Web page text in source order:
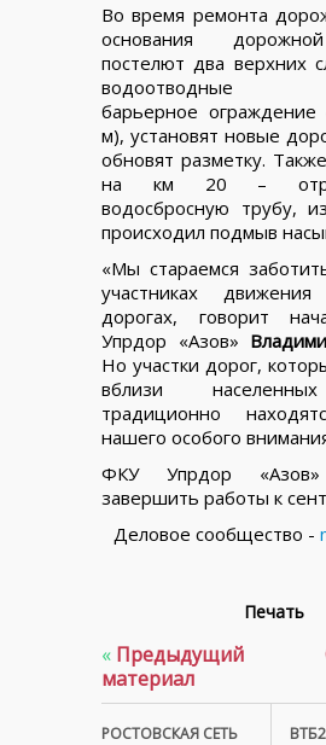
Во время ремонта
основания
постелют два верхних
водоотводные
барьерное
м), установят новые
обновят разметку.
на км 20 –
водосбросную трубу,
происходил подмыв
«Мы стараемся
участниках
дорогах, говорит
Упрдор «Азов»
Но участки дорог,
вблизи
традиционно
нашего особого
ФКУ Упрдор «Азов»
завершить работы к
Деловое сообщество -
Печать
« Предыдущий
материал
РОСТОВСКАЯ СЕТЬ